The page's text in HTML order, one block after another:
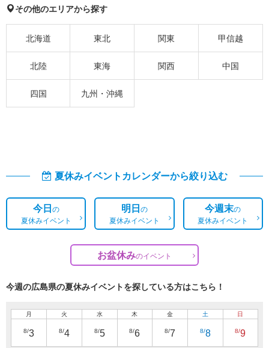
その他のエリアから探す
北海道 東北 関東 甲信越
北陸 東海 関西 中国
四国 九州・沖縄
夏休みイベントカレンダーから絞り込む
今日の
夏休みイベント
明日の
夏休みイベント
今週末の
夏休みイベント
お盆休みのイベント
今週の広島県の夏休みイベントを探している方はこちら！
月
8/3
火
8/4
水
8/5
木
8/6
金
8/7
土
8/8
日
8/9